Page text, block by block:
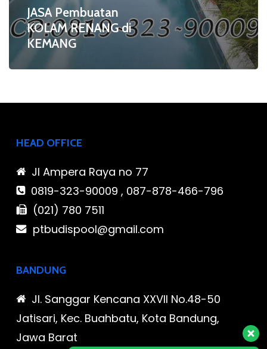
JASA Pembuatan
KOLAM RENANG di
KEMANG
HEAD OFFICE
Jl Ampera Raya no 77
0819-323-90009 , 087-878-466-796
(021) 780 7511
ptbudispool@gmail.com
BANDUNG
Jl. Sanggar Kencana XXVII No.48-50
Jatisari, Kec. Buahbatu, Kota Bandung,
Jawa Barat